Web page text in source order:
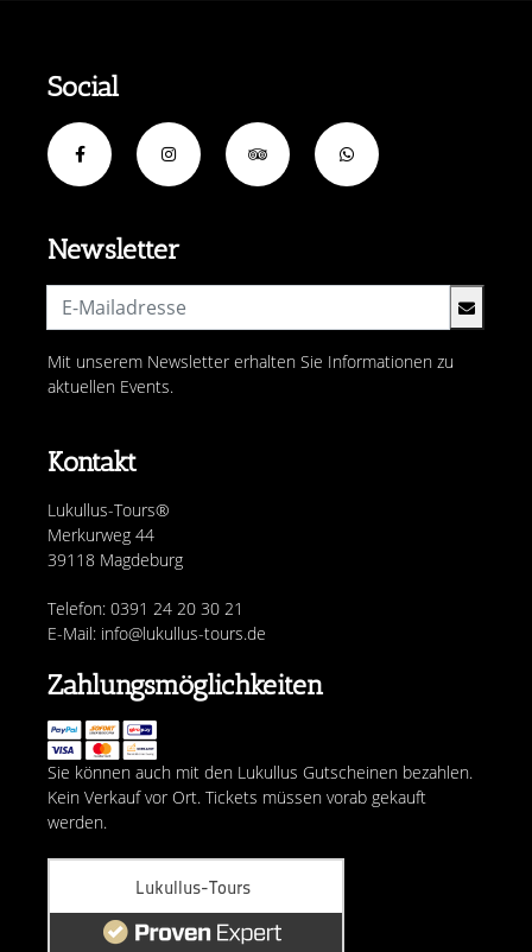
Kontakt
Lukullus-Tours®
Merkurweg 44
39118 Magdeburg
Telefon: 0391 24 20 30 21
E-Mail: info@lukullus-tours.de
Newsletter
Mit unserem Newsletter erhalten Sie Informationen zu
aktuellen Events.
Social
Zahlungsmöglichkeiten
Sie können auch mit den Lukullus Gutscheinen bezahlen.
Kein Verkauf vor Ort. Tickets müssen vorab gekauft
werden.